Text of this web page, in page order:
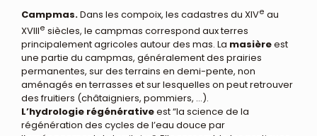
Campmas.Dans les compoix, les cadastres du XIVe au
XVIIIe siècles, le campmas correspond aux terres
principalement agricoles autour des mas. La masièreest
une partie du campmas, généralement des prairies
permanentes, sur des terrains en demi-pente, non
aménagés en terrasses et sur lesquelles on peut retrouver
des fruitiers (châtaigniers, pommiers, …).
L’hydrologie régénérativeest “la science de la
régénération des cycles de l’eau douce par